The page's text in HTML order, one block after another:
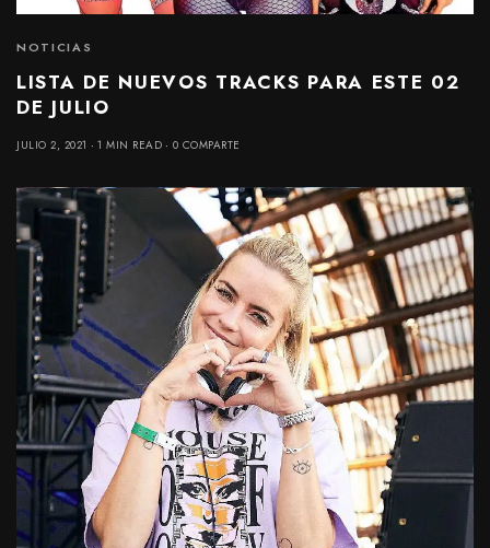
NOTICIAS
LISTA DE NUEVOS TRACKS PARA ESTE 02
DE JULIO
JULIO 2, 2021 1 MIN READ 0 COMPARTE